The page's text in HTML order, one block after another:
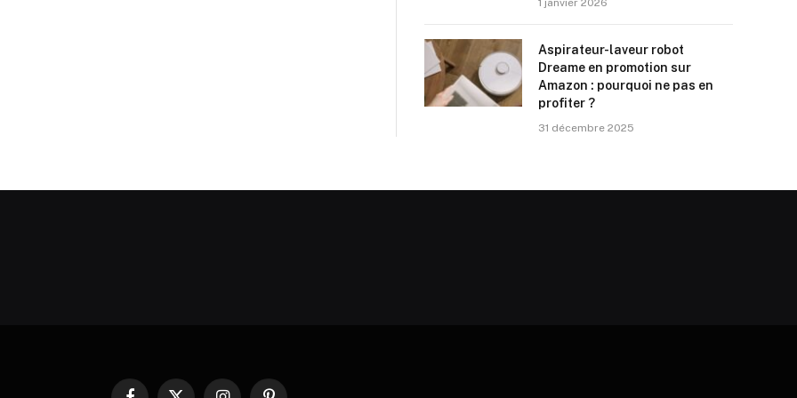
1 janvier 2026
Aspirateur-laveur robot
Dreame en promotion sur
Amazon : pourquoi ne pas en
profiter ?
31 décembre 2025